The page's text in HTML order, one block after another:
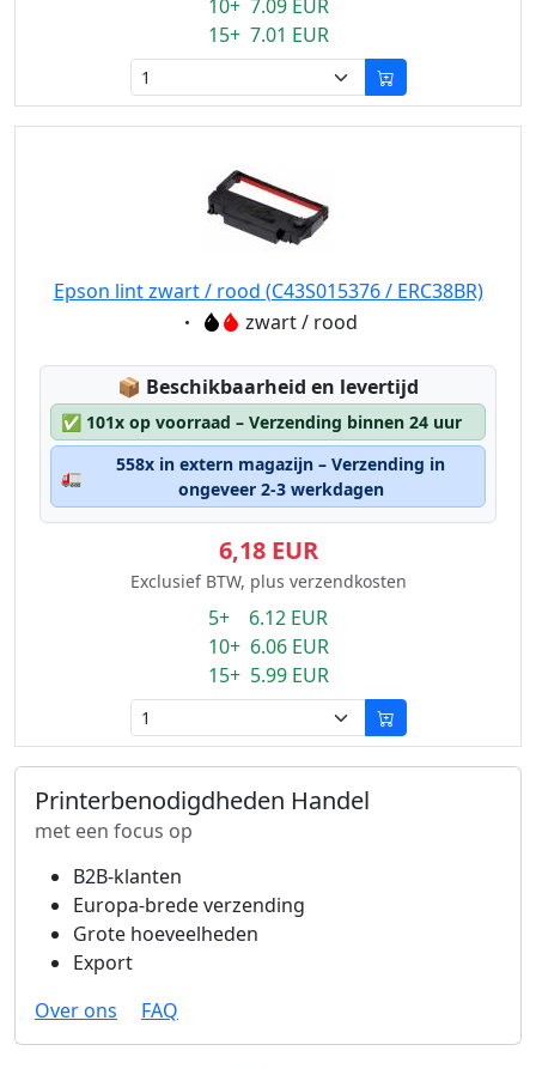
10+ 7.09 EUR
15+ 7.01 EUR
Epson lint zwart / rood (C43S015376 / ERC38BR)
Eigenschaft:zwart / rood
📦 Lagerstatus:
Beschikbaarheid en levertijd
✅ 101x op voorraad – Verzending binnen 24 uur
🚛
558x in extern magazijn – Verzending in
ongeveer 2-3 werkdagen
6,18 EUR
Exclusief BTW, plus verzendkosten
5+ 6.12 EUR
10+ 6.06 EUR
15+ 5.99 EUR
Printerbenodigdheden Handel
met een focus op
B2B-klanten
Europa-brede verzending
Grote hoeveelheden
Export
Over ons
FAQ